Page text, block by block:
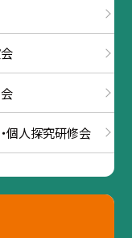
個人探究研修会